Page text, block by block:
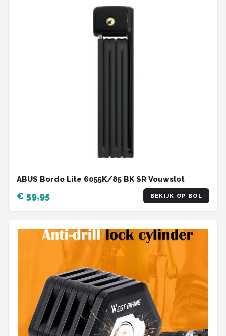
ABUS Bordo Lite 6055K/85 BK SR Vouwslot
€ 59,95 BEKIJK OP BOL